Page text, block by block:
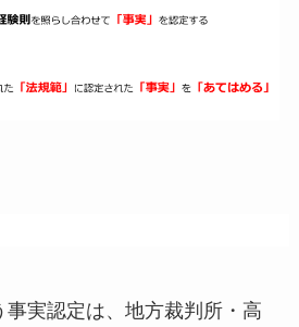
実認定は、地方裁判所・高